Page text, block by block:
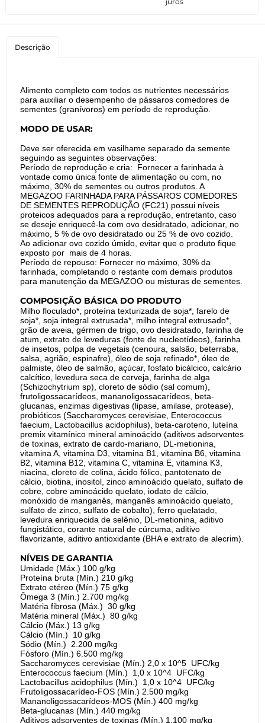
Descrição
Alimento completo com todos os nutrientes necessários
para auxiliar o desempenho de pássaros comedores de
sementes (granívoros) em período de reprodução.
MODO DE USAR:
Deve ser oferecida em vasilhame separado da semente
seguindo as seguintes observações:
Período de reprodução e cria: Fornecer a farinhada à
vontade como única fonte de alimentação ou com, no
máximo, 30% de sementes ou outros produtos. A
MEGAZOO FARINHADA PARA PÁSSAROS COMEDORES
DE SEMENTES REPRODUÇÃO (FC21) possui níveis
proteicos adequados para a reprodução, entretanto, caso
se deseje enriquecê-la com ovo desidratado, adicionar, no
máximo, 5 % de ovo desidratado ou 25 % de ovo cozido.
Ao adicionar ovo cozido úmido, evitar que o produto fique
exposto por mais de 4 horas.
Período de repouso: Fornecer no máximo, 30% da
farinhada, completando o restante com demais produtos
para manutenção da MEGAZOO ou misturas de sementes.
COMPOSIÇÃO BÁSICA DO PRODUTO
Milho floculado*, proteína texturizada de soja*, farelo de
soja*, soja integral extrusada*, milho integral extrusado*,
grão de aveia, gérmen de trigo, ovo desidratado, farinha de
atum, extrato de leveduras (fonte de nucleotídeos), farinha
de insetos, polpa de vegetais (cenoura, salsão, beterraba,
salsa, agrião, espinafre), óleo de soja refinado*, óleo de
palmiste, óleo de salmão, açúcar, fosfato bicálcico, calcário
calcítico, levedura seca de cerveja, farinha de alga
(Schizochytrium sp), cloreto de sódio (sal comum),
frutoligossacarídeos, mananoligossacarídeos, beta-
glucanas, enzimas digestivas (lipase, amilase, protease),
probióticos (Saccharomyces cerevisiae, Enterococcus
faecium, Lactobacillus acidophilus), beta-caroteno, luteína
premix vitamínico mineral aminoácido (aditivos adsorventes
de toxinas, extrato de cardo-mariano, DL-metionina,
vitamina A, vitamina D3, vitamina B1, vitamina B6, vitamina
B2, vitamina B12, vitamina C, vitamina E, vitamina K3,
niacina, cloreto de colina, ácido fólico, pantotenato de
cálcio, biotina, inositol, zinco aminoácido quelato, sulfato de
cobre, cobre aminoácido quelato, iodato de cálcio,
monóxido de manganês, manganês aminoácido quelato,
sulfato de zinco, sulfato de cobalto), ferro quelatado,
levedura enriquecida de selênio, DL-metionina, aditivo
fungistático, corante natural de cúrcuma, aditivo
flavorizante, aditivo antioxidante (BHA e extrato de alecrim).
NÍVEIS DE GARANTIA
Umidade (Máx.) 100 g/kg
Proteína bruta (Mín.) 210 g/kg
Extrato etéreo (Mín.) 75 g/kg
Ômega 3 (Mín.) 2.700 mg/kg
Matéria fibrosa (Máx.) 30 g/kg
Matéria mineral (Máx.) 80 g/kg
Cálcio (Máx.) 13 g/kg
Cálcio (Mín.) 10 g/kg
Sódio (Mín.) 2.200 mg/kg
Fósforo (Mín.) 6.500 mg/kg
Saccharomyces cerevisiae (Mín.) 2,0 x 10^5 UFC/kg
Enterococcus faecium (Mín.) 1,0 x 10^4 UFC/kg
Lactobacillus acidophilus (Mín.) 1,0 x 10^4 UFC/kg
Frutoligossacarídeo-FOS (Mín.) 2.500 mg/kg
Mananoligossacarídeos-MOS (Mín.) 400 mg/kg
Beta-glucanas (Mín.) 440 mg/kg
Aditivos adsorventes de toxinas (Mín.) 1.100 mg/kg